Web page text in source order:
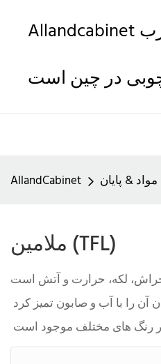
Allandcabinet یکی از بهترین کابینت های آشپزخانه و کارخانه های درب
AllandCabinet مواد & پایان
ملامین (TFL)